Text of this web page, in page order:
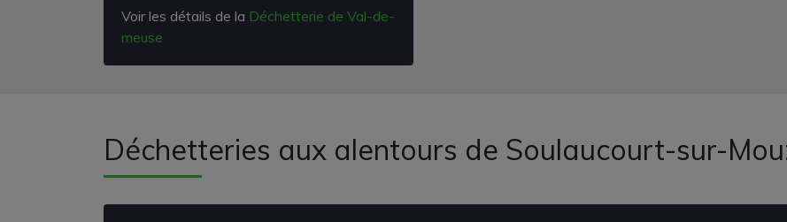
Voir les détails de la Déchetterie de Val-de-
meuse
Déchetteries aux alentours de Soulaucourt-sur-